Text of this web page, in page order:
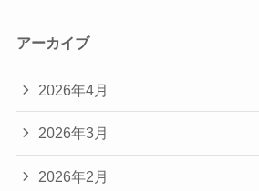
アーカイブ
2026年4月
2026年3月
2026年2月